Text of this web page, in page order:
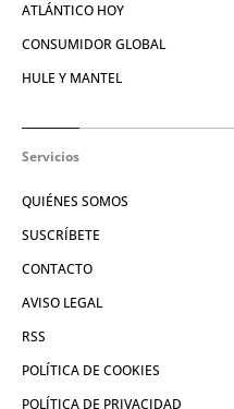
ATLÁNTICO HOY
CONSUMIDOR GLOBAL
HULE Y MANTEL
Servicios
QUIÉNES SOMOS
SUSCRÍBETE
CONTACTO
AVISO LEGAL
RSS
POLÍTICA DE COOKIES
POLÍTICA DE PRIVACIDAD